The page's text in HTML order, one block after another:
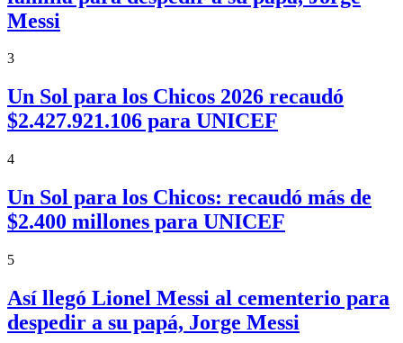
Messi
3
Un Sol para los Chicos 2026 recaudó
$2.427.921.106 para UNICEF
4
Un Sol para los Chicos: recaudó más de
$2.400 millones para UNICEF
5
Así llegó Lionel Messi al cementerio para
despedir a su papá, Jorge Messi